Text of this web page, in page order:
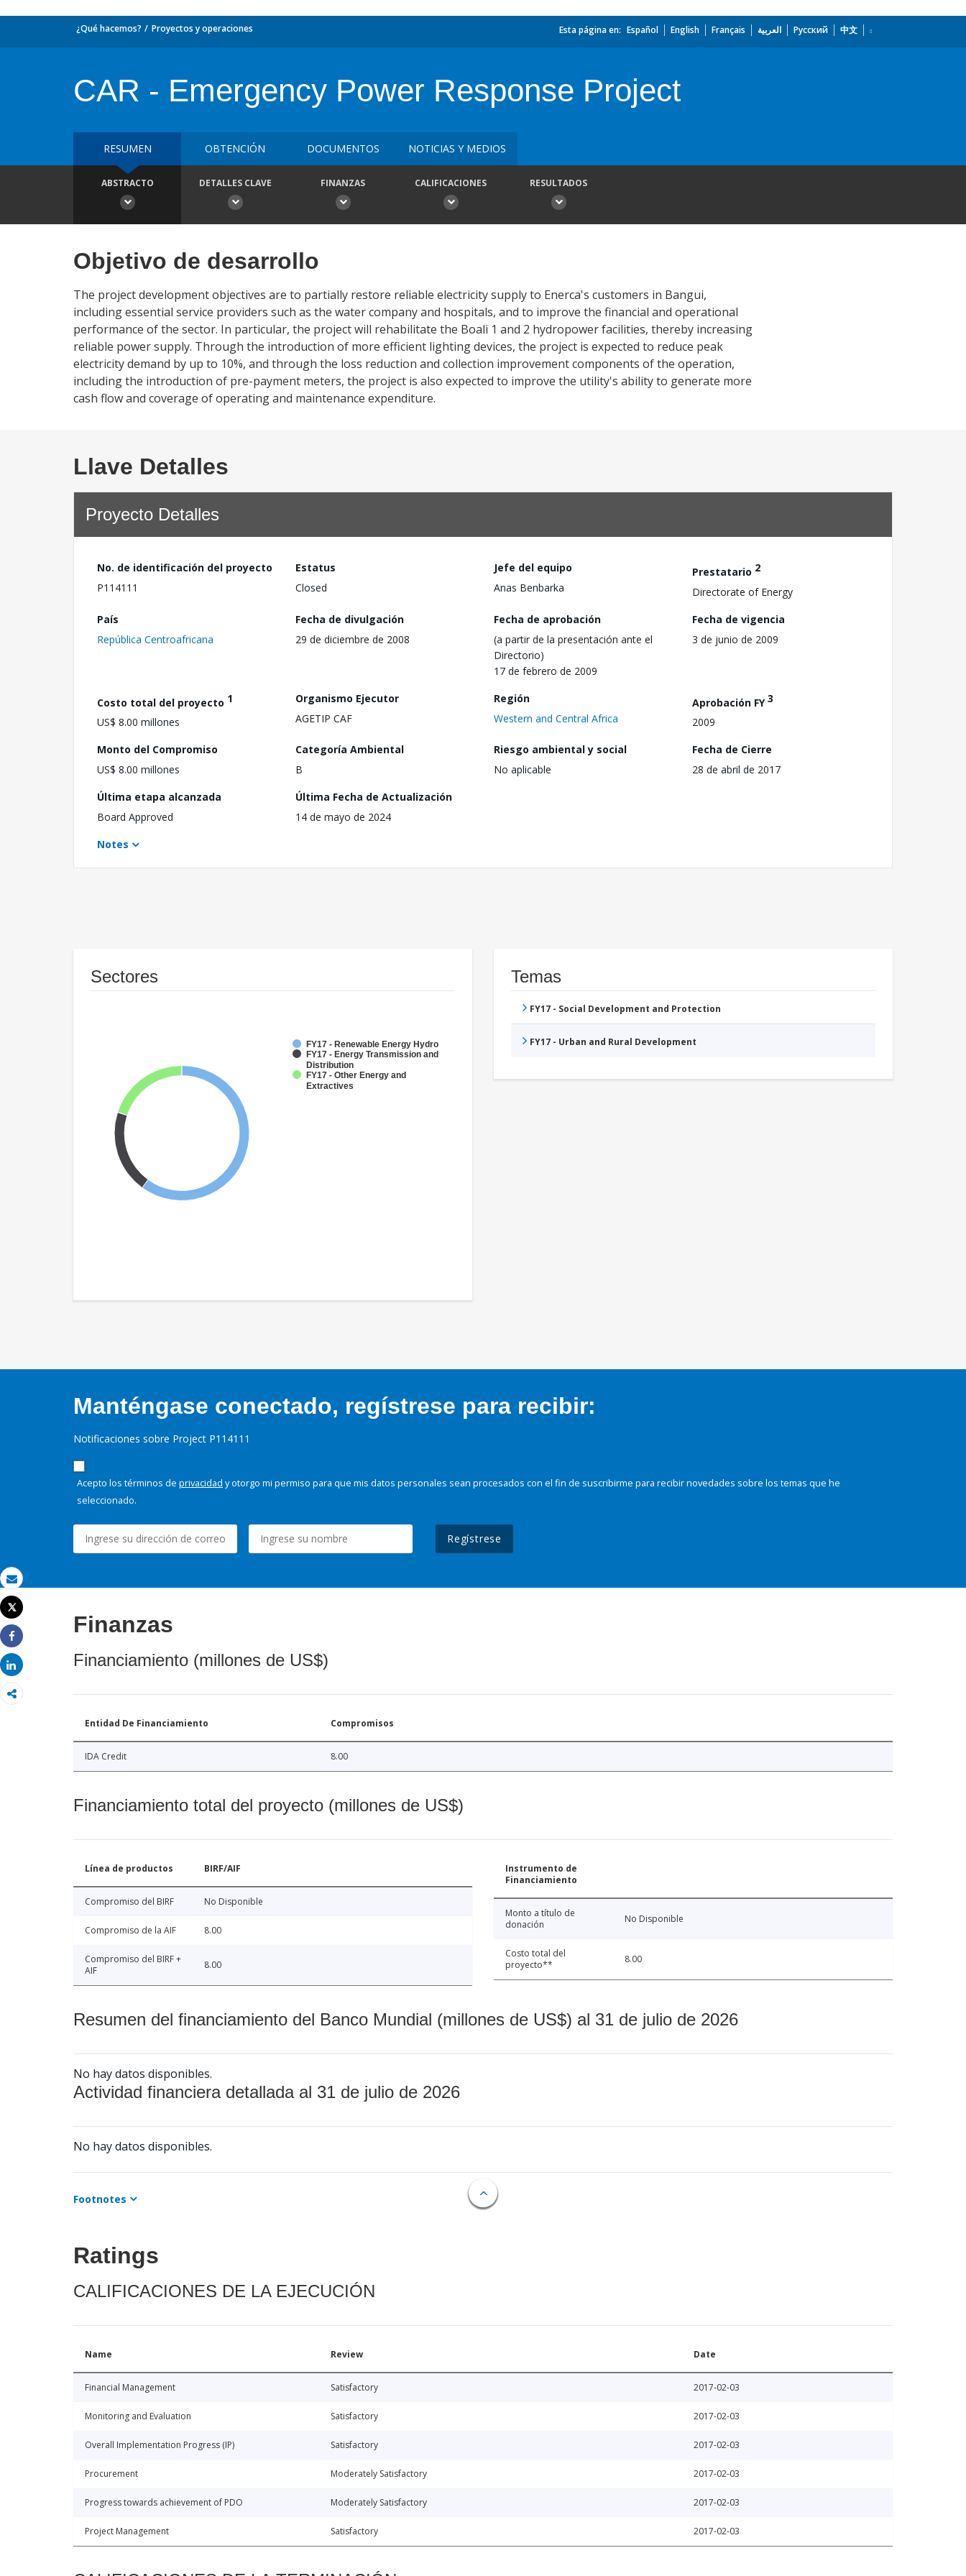
Correo electrónico
Imprimir
Tweet
Share
Share
¿Qué hacemos? Proyectos y operaciones Esta página en: Español English Français العربية Русский 中文
CAR - Emergency Power Response Project
RESUMEN OBTENCIÓN DOCUMENTOS NOTICIAS Y MEDIOS
ABSTRACTO DETALLES CLAVE FINANZAS CALIFICACIONES RESULTADOS
Objetivo de desarrollo
The project development objectives are to partially restore reliable electricity supply to Enerca's customers in Bangui,
including essential service providers such as the water company and hospitals, and to improve the financial and operational
performance of the sector. In particular, the project will rehabilitate the Boali 1 and 2 hydropower facilities, thereby increasing
reliable power supply. Through the introduction of more efficient lighting devices, the project is expected to reduce peak
electricity demand by up to 10%, and through the loss reduction and collection improvement components of the operation,
including the introduction of pre-payment meters, the project is also expected to improve the utility's ability to generate more
cash flow and coverage of operating and maintenance expenditure.
Llave Detalles
Proyecto Detalles
No. de identificación del proyecto
P114111
Estatus
Closed
Jefe del equipo
Anas Benbarka
Prestatario 2
Directorate of Energy
País
República Centroafricana
Fecha de divulgación
29 de diciembre de 2008
Fecha de aprobación
(a partir de la presentación ante el
Directorio)
17 de febrero de 2009
Fecha de vigencia
3 de junio de 2009
Costo total del proyecto 1
US$ 8.00 millones
Organismo Ejecutor
AGETIP CAF
Región
Western and Central Africa
Aprobación FY3
2009
Monto del Compromiso
US$ 8.00 millones
Categoría Ambiental
B
Riesgo ambiental y social
No aplicable
Fecha de Cierre
28 de abril de 2017
Última etapa alcanzada
Board Approved
Última Fecha de Actualización
14 de mayo de 2024
Notes
Sectores
FY17 - Renewable Energy Hydro
FY17 - Energy Transmission and
Distribution
FY17 - Other Energy and
Extractives
Temas
FY17 - Social Development and Protection
FY17 - Urban and Rural Development
Manténgase conectado, regístrese para recibir:
Notificaciones sobre Project P114111
Acepto los términos de privacidad y otorgo mi permiso para que mis datos personales sean procesados con el fin de suscribirme para recibir novedades sobre los temas que he
seleccionado.
Regístrese
Finanzas
Financiamiento (millones de US$)
Entidad De Financiamiento Compromisos
IDA Credit 8.00
Financiamiento total del proyecto (millones de US$)
Línea de productos BIRF/AIF
Compromiso del BIRF No Disponible
Compromiso de la AIF 8.00
Compromiso del BIRF +
AIF
8.00
Instrumento de
Financiamiento
Monto a título de
donación
No Disponible
Costo total del
proyecto**
8.00
Resumen del financiamiento del Banco Mundial (millones de US$) al 31 de julio de 2026
No hay datos disponibles.
Actividad financiera detallada al 31 de julio de 2026
No hay datos disponibles.
Footnotes
Ratings
CALIFICACIONES DE LA EJECUCIÓN
Name Review Date
Financial Management Satisfactory 2017-02-03
Monitoring and Evaluation Satisfactory 2017-02-03
Overall Implementation Progress (IP) Satisfactory 2017-02-03
Procurement Moderately Satisfactory 2017-02-03
Progress towards achievement of PDO Moderately Satisfactory 2017-02-03
Project Management Satisfactory 2017-02-03